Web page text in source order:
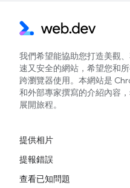
我們希望能協助您打造美觀
速又安全的網站，希望您和
跨瀏覽器使用。本網站是
和外部專家撰寫的介紹內容
展開旅程。
提供相片
提報錯誤
查看已知問題